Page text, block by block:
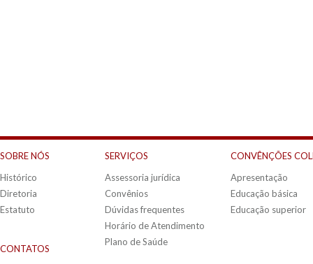
SOBRE NÓS
Histórico
Diretoria
Estatuto
CONTATOS
SERVIÇOS
Assessoria jurídica
Convênios
Dúvidas frequentes
Horário de Atendimento
Plano de Saúde
CONVÊNÇÕES
Apresentação
Educação básica
Educação superior